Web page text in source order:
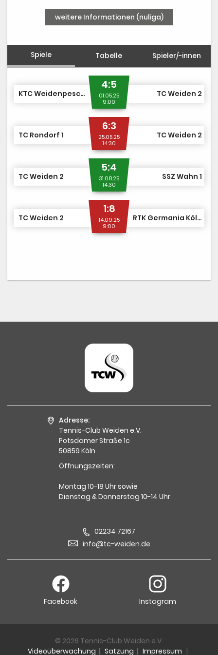
weitere Informationen (nuliga)
Spiele Tabelle Spieler/-innen
KTC Weidenpescher Park 2
4:5
01.05.25
9:00
TC Weiden 2
TC Rondorf 1
6:3
25.05.25
14:30
TC Weiden 2
TC Weiden 2
5:4
31.08.25
14:30
SSZ Wahn 1
TC Weiden 2
1:8
14.09.25
9:00
RTK Germania Köln 2
Adresse:
Tennis-Club Weiden e.V.
Potsdamer Straße 1c
50859 Köln
Öffnungszeiten:
Montag 10-18 Uhr sowie
Dienstag & Donnerstag 10-14 Uhr
02234 72167
info@tc-weiden.de
Facebook Instagram
© 2026 Tennis-Club Weiden e.V.
Videoüberwachung | Satzung | Impressum |